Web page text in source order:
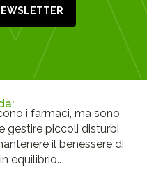
i farmaci, ma sono
gestire piccoli disturbi
il benessere di
equilibrio..